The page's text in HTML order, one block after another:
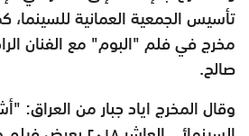
تأسيس الجمعية العمانية
مخرج في فلم "البوم" مع الفنان
صالح.
وقال المخرج اياد جبار من